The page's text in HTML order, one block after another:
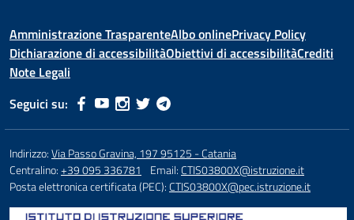
Amministrazione TrasparenteAlbo onlinePrivacy Policy
Dichiarazione di accessibilitàObiettivi di accessibilitàCrediti
Note Legali
Seguici su:
Indirizzo:Via Passo Gravina, 197 95125 - Catania
Centralino:+39 095 336781 Email:CTIS03800X@istruzione.it
Posta elettronica certificata (PEC):CTIS03800X@pec.istruzione.it